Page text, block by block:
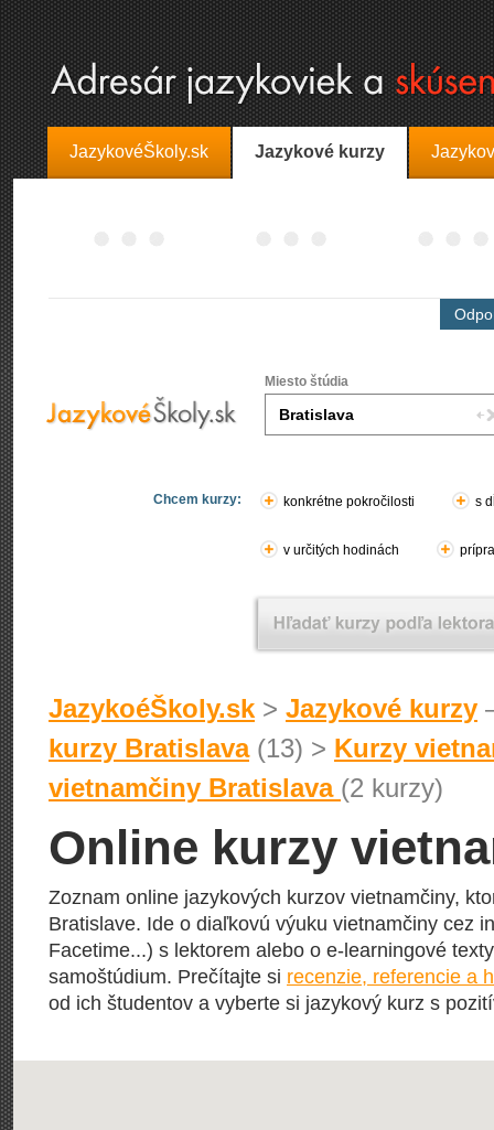
JazykovéŠkoly.sk Jazykové kurzy
Miesto štúdia
Chcem kurzy: konkrétne pokročilosti s
v určitých hodinách
JazykoéŠkoly.sk > Jazykové kurzy
kurzy Bratislava(13) > Kurzy
vietnamčiny Bratislava (2 kurzy)
Online kurzy
Zoznam online jazykových kurzov vietnamčiny,
Bratislave. Ide o diaľkovú výuku vietnamčiny cez
Facetime...) s lektorem alebo o e-learningové
samoštúdium. Prečítajte si recenzie, referencie a
od ich študentov a vyberte si jazykový kurz s